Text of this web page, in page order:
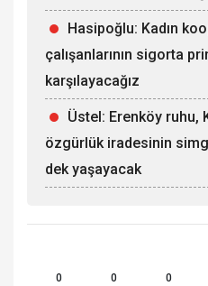
Hasipoğlu: Kadın
çalışanlarının sigorta
karşılayacağız
Üstel: Erenköy ruhu,
özgürlük iradesinin
dek yaşayacak
0 0 0